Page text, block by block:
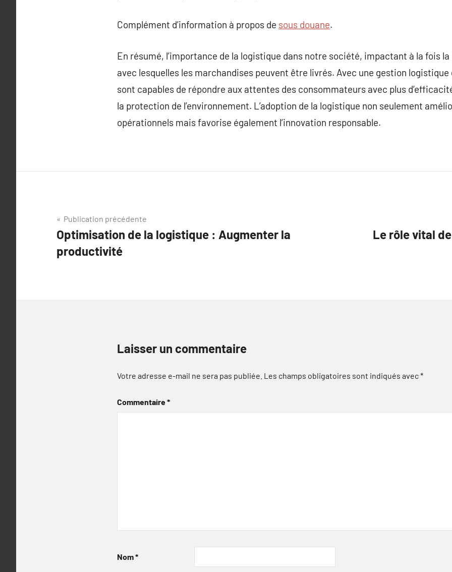
Complément d’information à propos de sous douane.
En résumé, l’importance de la logistique dans notre société, impactant à la fois
avec lesquelles les marchandises peuvent être livrés. Avec une gestion
sont capables de répondre aux attentes des consommateurs avec plus
la protection de l’environnement. L’adoption de la logistique non seulement
opérationnels mais favorise également l’innovation responsable.
Navigation
de
l’article
Publication précédente
Optimisation de la logistique : Augmenter la
productivité
Le rôle vital
Laisser un commentaire
Votre adresse e-mail ne sera pas publiée. Les champs obligatoires sont indiqués avec*
Commentaire*
Nom*